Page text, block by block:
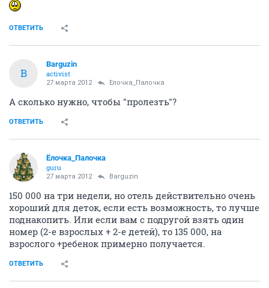
ОТВЕТИТЬ
B
Barguzin
activist
27 марта 2012 Ёлочка_Палочка
А сколько нужно, чтобы "пролезть"?
ОТВЕТИТЬ
Ёлочка_Палочка
guru
27 марта 2012 Barguzin
150 000 на три недели, но отель действительно очень
хороший для деток, если есть возможность, то лучше
поднакопить. Или если вам с подругой взять один
номер (2-е взрослых + 2-е детей), то 135 000, на
взрослого +ребенок примерно получается.
ОТВЕТИТЬ